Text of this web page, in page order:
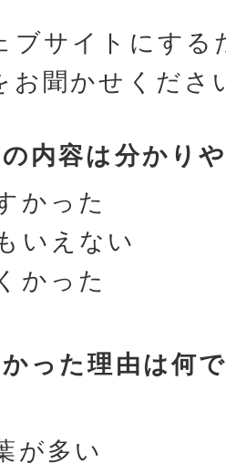
ブサイトにする
お聞かせくださ
内容は分かり
かった
いえない
かった
った理由は何
が多い